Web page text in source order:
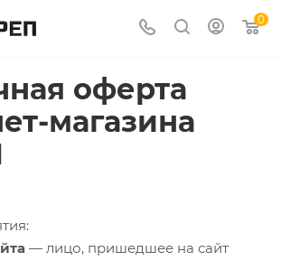
0
оферта
магазина
— лицо, пришедшее на сайт